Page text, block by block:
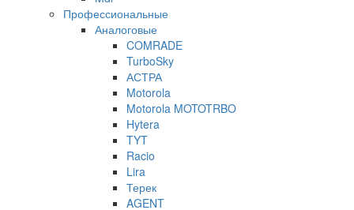
Профессиональные
Аналоговые
COMRADE
TurboSky
АСТРА
Motorola
Motorola MOTOTRBO
Hytera
TYT
Racio
Lira
Терек
AGENT